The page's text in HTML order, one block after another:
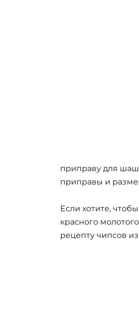
приправу для
приправы и
Если хотите,
красного
рецепту чипсов